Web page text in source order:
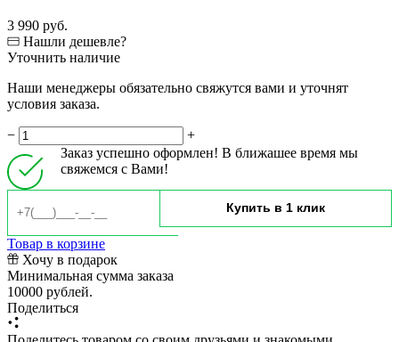
3 990 руб.
Нашли дешевле?
Уточнить наличие
Наши менеджеры обязательно свяжутся вами и уточнят
условия заказа.
−
+
Заказ успешно оформлен! В ближашее время мы
свяжемся с Вами!
Товар в корзине
Хочу в подарок
Минимальная сумма заказа
10000 рублей.
Поделиться